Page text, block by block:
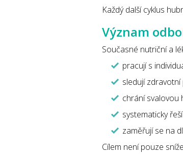
Každý další cyklus
Význam
Současné nutriční a
pracují s
sledují
chrání svalovou
systematicky
zaměřují se na
Cílem není pouze